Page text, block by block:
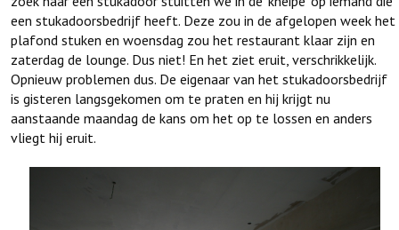
een stukadoorsbedrijf heeft. Deze zou in de afgelopen week het
plafond stuken en woensdag zou het restaurant klaar zijn en
zaterdag de lounge. Dus niet! En het ziet eruit, verschrikkelijk.
Opnieuw problemen dus. De eigenaar van het stukadoorsbedrijf
is gisteren langsgekomen om te praten en hij krijgt nu
aanstaande maandag de kans om het op te lossen en anders
vliegt hij eruit.